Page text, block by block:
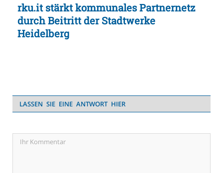
rku.it stärkt kommunales Partnernetz
durch Beitritt der Stadtwerke
Heidelberg
LASSEN SIE EINE ANTWORT HIER